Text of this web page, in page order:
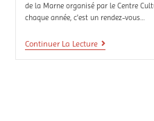
de la Marne organisé par le Centre
chaque année, c'est un rendez-vous…
Continuer La Lecture